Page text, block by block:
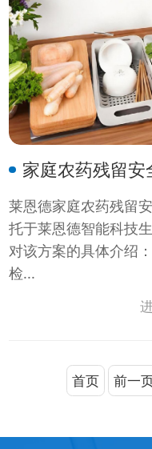
家庭农药残留
莱恩德家庭农药残留
托于莱恩德智能科技
对该方案的具体介绍
检...
首页 前一